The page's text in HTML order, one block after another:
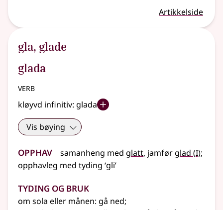
Artikkelside
gla, glade
glada
verb
kløyvd infinitiv: glada
Vis bøying
Opphav samanheng med glatt, jamfør glad (1
I);
opphavleg med tyding ‘gli’
Tyding og bruk
om sola eller månen: gå ned;